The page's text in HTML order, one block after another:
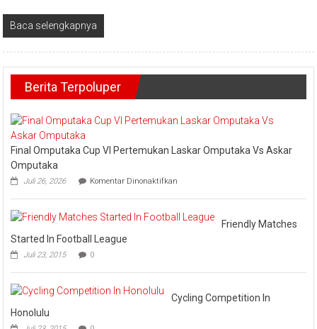
Baca selengkapnya
Berita Terpoluper
Final Omputaka Cup VI Pertemukan Laskar Omputaka Vs Askar
Omputaka
Juli 26, 2026 Komentar Dinonaktifkan
Omputaka
Cup
VI
Friendly Matches
Started In Football League
Juli 23, 2015 0
Cycling Competition In
Honolulu